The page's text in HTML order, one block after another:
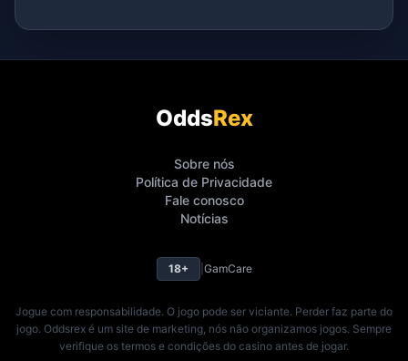
OddsRex
Sobre nós
Política de Privacidade
Fale conosco
Notícias
18+ GamCare
Jogue com responsabilidade. O jogo pode ser viciante. Perder faz parte do
jogo. Oddsrex é um site de marketing, nós não organizamos jogos. Sempre
verifique os termos e condições do casino antes de jogar.